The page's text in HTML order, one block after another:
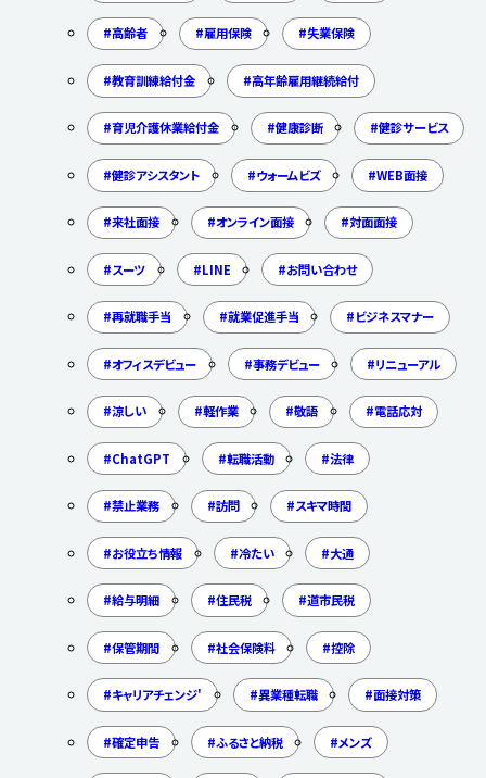
高齢者 雇用保険 失業保険
教育訓練給付金 高年齢雇用継続給付
育児介護休業給付金 健康診断 健診サービス
健診アシスタント ウォームビズ WEB面接
来社面接 オンライン面接 対面面接
スーツ LINE お問い合わせ
再就職手当 就業促進手当 ビジネスマナー
オフィスデビュー 事務デビュー リニューアル
涼しい 軽作業 敬語 電話応対
ChatGPT 転職活動 法律
禁止業務 訪問 スキマ時間
お役立ち情報 冷たい 大通
給与明細 住民税 道市民税
保管期間 社会保険料 控除
キャリアチェンジ' 異業種転職 面接対策
確定申告 ふるさと納税 メンズ